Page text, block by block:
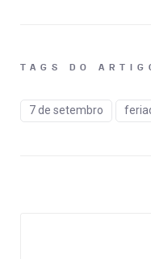
TAGS DO
7 de setembro